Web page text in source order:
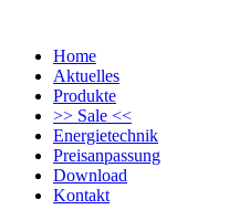
Home
Aktuelles
Produkte
>> Sale <<
Energietechnik
Preisanpassung
Download
Kontakt